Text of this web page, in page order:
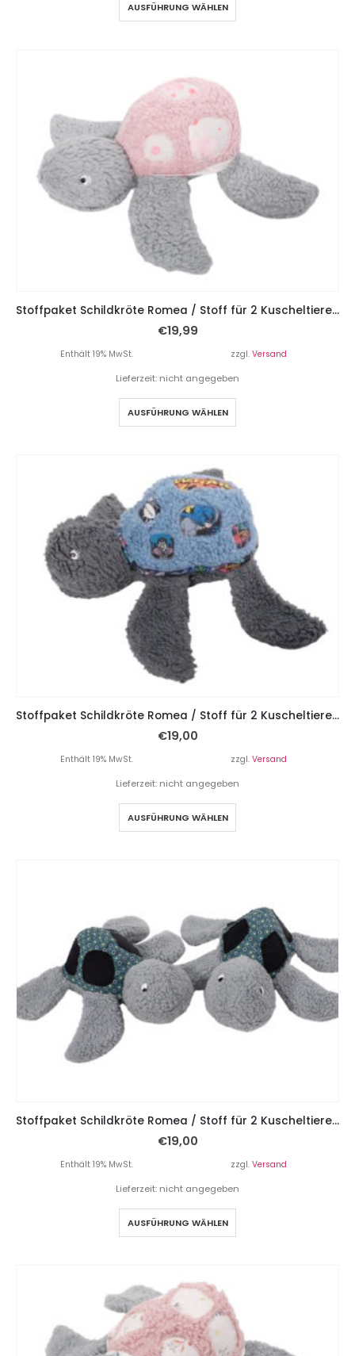
AUSFÜHRUNG WÄHLEN
Stoffpaket Schildkröte Romea / Stoff für 2 Kuscheltiere – Mädchenkram
€19,99
Enthält 19% MwSt. zzgl. Versand
Lieferzeit: nicht angegeben
AUSFÜHRUNG WÄHLEN
Stoffpaket Schildkröte Romea / Stoff für 2 Kuscheltiere – Batman / Superhelden
€19,00
Enthält 19% MwSt. zzgl. Versand
Lieferzeit: nicht angegeben
AUSFÜHRUNG WÄHLEN
Stoffpaket Schildkröte Romea / Stoff für 2 Kuscheltiere – Grün / Grau / Schwarz
€19,00
Enthält 19% MwSt. zzgl. Versand
Lieferzeit: nicht angegeben
AUSFÜHRUNG WÄHLEN